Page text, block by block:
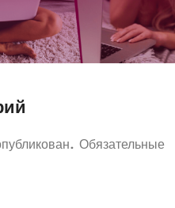
Обязательные